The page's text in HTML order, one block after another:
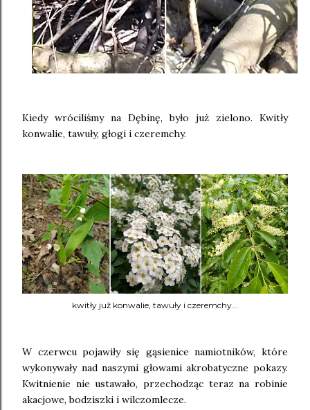
Kiedy wróciliśmy na Dębinę, było już zielono. Kwitły
konwalie, tawuły, głogi i czeremchy.
kwitły już konwalie, tawuły i czeremchy...
W czerwcu pojawiły się gąsienice namiotników, które
wykonywały nad naszymi głowami akrobatyczne pokazy.
Kwitnienie nie ustawało, przechodząc teraz na robinie
akacjowe, bodziszki i wilczomlecze.